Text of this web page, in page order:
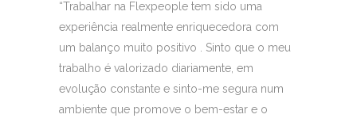
“Trabalhar na Flexpeople tem sido uma
experiência realmente enriquecedora com
um balanço muito positivo . Sinto que o meu
trabalho é valorizado diariamente, em
evolução constante e sinto-me segura num
ambiente que promove o bem-estar e o